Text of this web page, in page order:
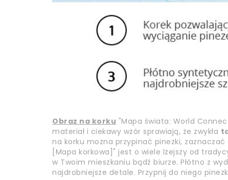
Obraz na korku "Mapa świata: World
materiał i ciekawy wzór sprawiają, że zwykła
na korku można przypinać pinezki,
[Mapa korkowa]" jest o wiele lżejszy od
w Twoim mieszkaniu bądź biurze. Płótno z
najdrobniejsze detale. Przypnij do niego